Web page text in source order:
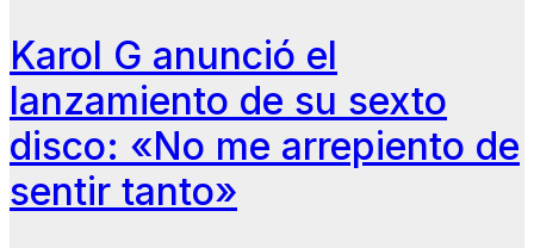
Karol G anunció el
lanzamiento de su sexto
disco: «No me arrepiento de
sentir tanto»